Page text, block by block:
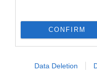
CONFIRM
Data Deletion